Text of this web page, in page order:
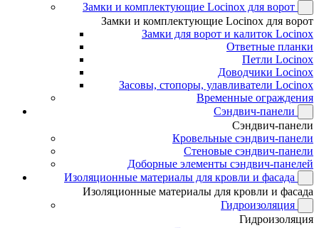
Замки и комплектующие Locinox для ворот
Замки и комплектующие Locinox для ворот
Замки для ворот и калиток Locinox
Ответные планки
Петли Locinox
Доводчики Locinox
Засовы, стопоры, улавливатели Locinox
Временные ограждения
Сэндвич-панели
Сэндвич-панели
Кровельные сэндвич-панели
Стеновые сэндвич-панели
Доборные элементы сэндвич-панелей
Изоляционные материалы для кровли и фасада
Изоляционные материалы для кровли и фасада
Гидроизоляция
Гидроизоляция